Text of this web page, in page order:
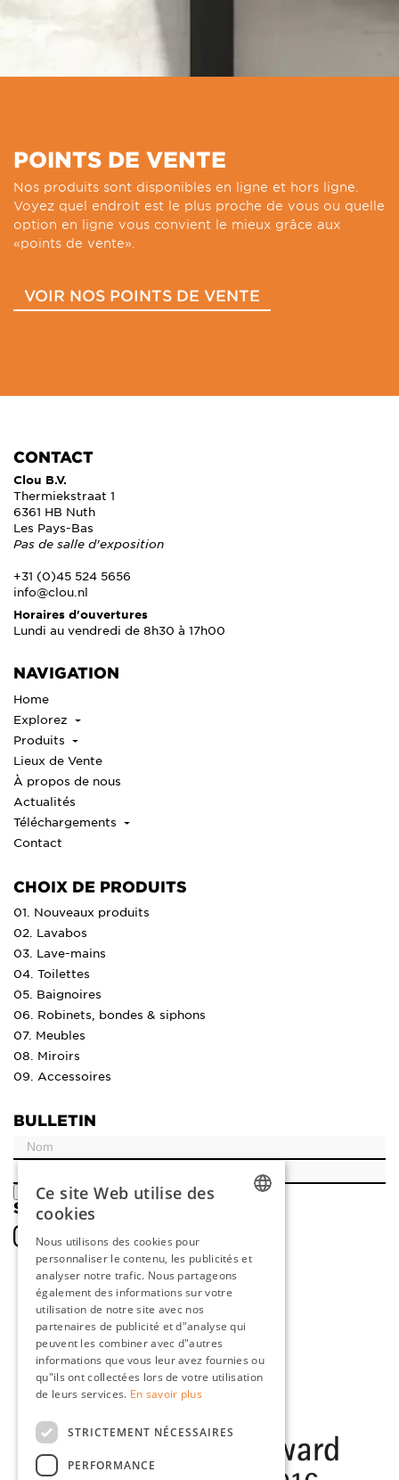
POINTS DE VENTE
Nos produits sont disponibles en ligne et hors ligne.
Voyez quel endroit est le plus proche de vous ou quelle
option en ligne vous convient le mieux grâce aux
«points de vente».
VOIR NOS POINTS DE VENTE
CONTACT
Clou B.V.
Thermiekstraat 1
6361 HB Nuth
Les Pays-Bas
Pas de salle d'exposition
+31 (0)45 524 5656
info@clou.nl
Horaires d'ouvertures
Lundi au vendredi de 8h30 à 17h00
NAVIGATION
Home
Explorez
Produits
Lieux de Vente
À propos de nous
Actualités
Téléchargements
Contact
CHOIX DE PRODUITS
01. Nouveaux produits
02. Lavabos
03. Lave-mains
04. Toilettes
05. Baignoires
06. Robinets, bondes & siphons
07. Meubles
08. Miroirs
09. Accessoires
BULLETIN
ENREGISTRER
SOCIAL
ENGLISH
FRENCH
GERMAN
Ce site Web utilise des
cookies
Nous utilisons des cookies pour
personnaliser le contenu, les publicités et
analyser notre trafic. Nous partageons
également des informations sur votre
utilisation de notre site avec nos
partenaires de publicité et d"analyse qui
peuvent les combiner avec d"autres
informations que vous leur avez fournies ou
qu"ils ont collectées lors de votre utilisation
de leurs services. En savoir plus
STRICTEMENT NÉCESSAIRES
PERFORMANCE